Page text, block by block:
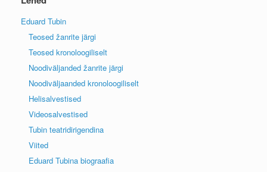
Eduard Tubin
Teosed žanrite järgi
Teosed kronoloogiliselt
Noodiväljanded žanrite järgi
Noodiväljaanded kronoloogiliselt
Helisalvestised
Videosalvestised
Tubin teatridirigendina
Viited
Eduard Tubina biograafia